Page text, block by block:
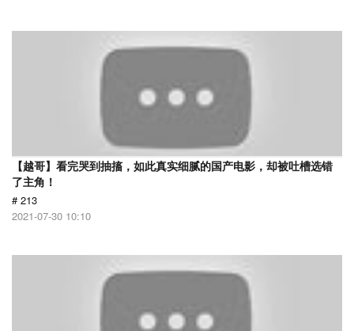
【越哥】看完哭到抽搐，如此真实细腻的国产电影，却被吐槽选错
了主角！
# 213
2021-07-30 10:10